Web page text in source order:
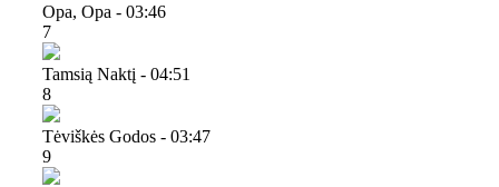
Opa, Opa - 03:46
7
Tamsią Naktį - 04:51
8
Tėviškės Godos - 03:47
9